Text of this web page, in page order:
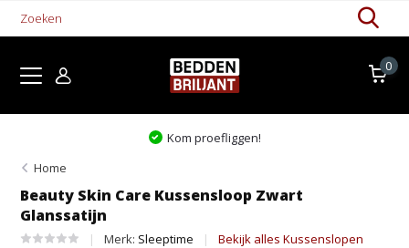
0
Kom proefliggen!
Home
Beauty Skin Care Kussensloop Zwart
Glanssatijn
Merk: Sleeptime Bekijk alles Kussenslopen